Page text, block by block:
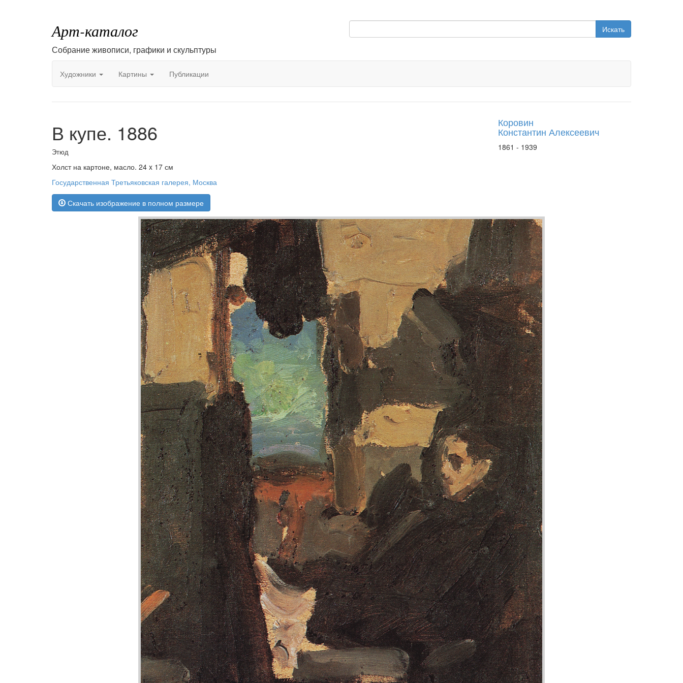
Арт-каталог
Собрание живописи, графики и скульптуры
Искать
Художники Картины Публикации
В купе. 1886
Этюд
Холст на картоне, масло. 24 x 17 см
Государственная Третьяковская галерея, Москва
Скачать изображение в полном размере
Коровин
Константин Алексеевич
1861 - 1939